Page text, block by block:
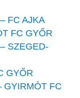
FC AJKA
FC GYŐR
SZEGED-
GYŐR
GYIRMÓT FC